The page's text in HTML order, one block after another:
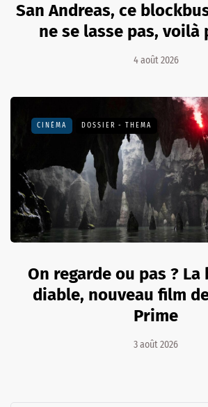
San Andreas, ce
ne se lasse pas, voilà
4 août 2026
CINÉMA DOSSIER - THEMA
On regarde ou pas ? La
diable, nouveau film
Prime
3 août 2026